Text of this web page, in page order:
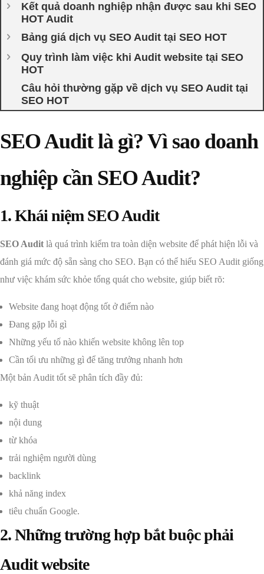
Kết quả doanh nghiệp nhận được sau khi SEO
HOT Audit
Bảng giá dịch vụ SEO Audit tại SEO HOT
Quy trình làm việc khi Audit website tại SEO
HOT
Câu hỏi thường gặp về dịch vụ SEO Audit tại
SEO HOT
SEO Audit là gì? Vì sao doanh
nghiệp cần SEO Audit?
1. Khái niệm SEO Audit
SEO Audit là quá trình kiểm tra toàn diện website để phát hiện lỗi và
đánh giá mức độ sẵn sàng cho SEO. Bạn có thể hiểu SEO Audit giống
như việc khám sức khỏe tổng quát cho website, giúp biết rõ:
Website đang hoạt động tốt ở điểm nào
Đang gặp lỗi gì
Những yếu tố nào khiến website không lên top
Cần tối ưu những gì để tăng trưởng nhanh hơn
Một bản Audit tốt sẽ phân tích đầy đủ:
kỹ thuật
nội dung
từ khóa
trải nghiệm người dùng
backlink
khả năng index
tiêu chuẩn Google.
2. Những trường hợp bắt buộc phải
Audit website